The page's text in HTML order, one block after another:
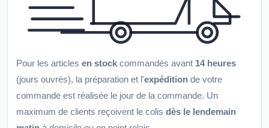
Pour les articles en stock commandés avant 14 heures
(jours ouvrés), la préparation et l'expédition de votre
commande est réalisée le jour de la commande. Un
maximum de clients reçoivent le colis dès le lendemain